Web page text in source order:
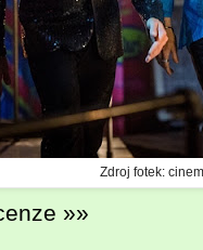
Zdroj fotek:
»»